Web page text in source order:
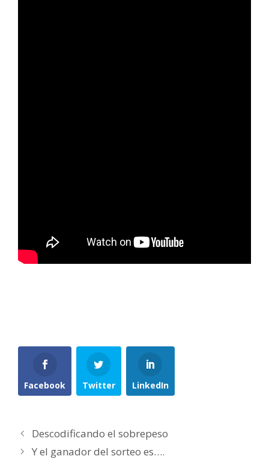
Facebook Twitter LinkedIn
Descodificando el sobrepeso
Y el ganador del sorteo es….